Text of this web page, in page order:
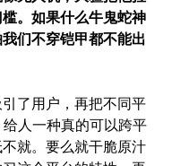
。如果什么牛鬼蛇神
们不穿铠甲都不能出
了用户，再把不同平
人一种真的可以跨平
就。要么就干脆原汁